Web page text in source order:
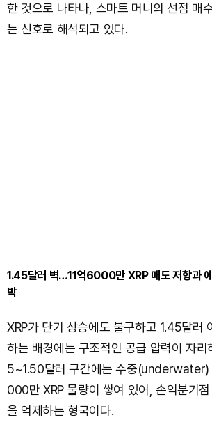
한 것으로 나타나, 스마트 머니의 선점 매
는 신호로 해석되고 있다.
1.45달러 벽…11억6000만 XRP 매도 저항과
박
XRP가 단기 상승에도 불구하고 1.45달러
하는 배경에는 구조적인 공급 압력이 자리
5~1.50달러 구간에는 수중(underwater)
000만 XRP 물량이 쌓여 있어, 손익분기
을 억제하는 형국이다.